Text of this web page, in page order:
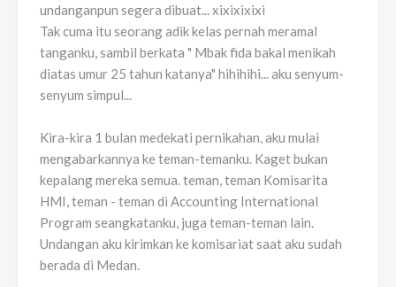
undanganpun segera dibuat... xixixixixi
Tak cuma itu seorang adik kelas pernah meramal
tanganku, sambil berkata " Mbak fida bakal menikah
diatas umur 25 tahun katanya" hihihihi... aku senyum-
senyum simpul...
Kira-kira 1 bulan medekati pernikahan, aku mulai
mengabarkannya ke teman-temanku. Kaget bukan
kepalang mereka semua. teman, teman Komisarita
HMI, teman - teman di Accounting International
Program seangkatanku, juga teman-teman lain.
Undangan aku kirimkan ke komisariat saat aku sudah
berada di Medan.